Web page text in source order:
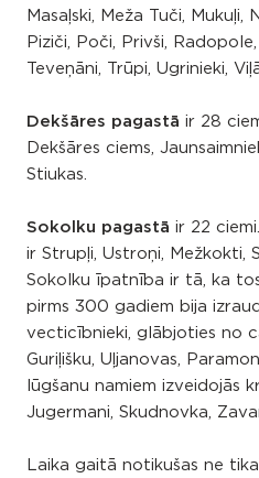
Masaļski, Meža Tuči, Mukuļi,
Piziči, Poči, Privši,
Teveņāni, Trūpi, Ugrinieki,
Dekšāres pagastā ir 28
Dekšāres ciems,
Stiukas.
Sokolku pagastā ir 22
ir Strupļi, Ustroņi, Mežkokti,
Sokolku īpatnība ir tā, ka
pirms 300 gadiem bija
vecticībnieki, glābjoties no
Guriļišku, Uļjanovas,
lūgšanu namiem izveidojās
Jugermani, Skudnovka,
Laika gaitā notikušas ne